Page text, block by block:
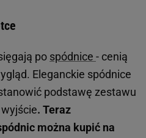
po spódnice - cenią
Eleganckie spódnice
podstawę zestawu
. Teraz
można kupić na